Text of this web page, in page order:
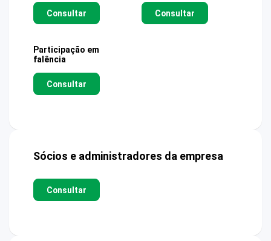
Consultar Consultar
Participação em
falência
Consultar
Sócios e administradores da empresa
Consultar